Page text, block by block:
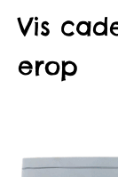
Vis
erop